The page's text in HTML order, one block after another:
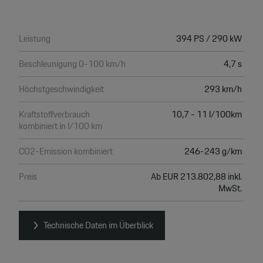
Leistung
394 PS / 290 kW
Beschleunigung 0-100 km/h
4,7 s
Höchstgeschwindigkeit
293 km/h
Kraftstoffverbrauch
kombiniert in l/100 km
10,7 - 11 l/100km
CO2-Emission kombiniert
246-243 g/km
Preis
Ab EUR 213.802,88 inkl.
MwSt.
Technische Daten im Überblick